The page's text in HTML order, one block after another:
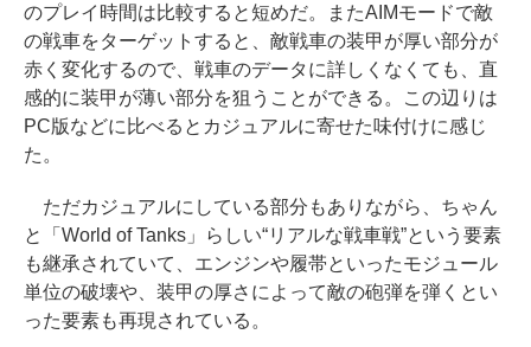
のプレイ時間は比較すると短めだ。またAIMモードで敵
の戦車をターゲットすると、敵戦車の装甲が厚い部分が
赤く変化するので、戦車のデータに詳しくなくても、直
感的に装甲が薄い部分を狙うことができる。この辺りは
PC版などに比べるとカジュアルに寄せた味付けに感じ
た。
ただカジュアルにしている部分もありながら、ちゃん
と「World of Tanks」らしい“リアルな戦車戦”という要素
も継承されていて、エンジンや履帯といったモジュール
単位の破壊や、装甲の厚さによって敵の砲弾を弾くとい
った要素も再現されている。